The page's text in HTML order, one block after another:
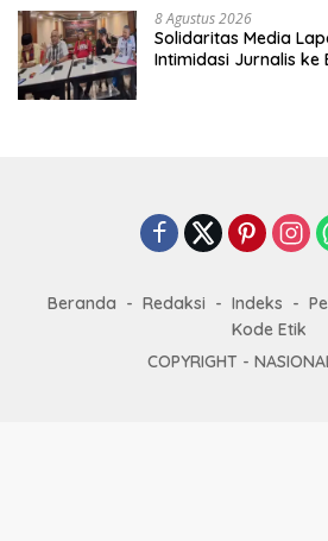
8 Agustus 2026
Solidaritas Media
Intimidasi Jurnalis ke
Beranda Redaksi Indeks
Kode Etik
COPYRIGHT -